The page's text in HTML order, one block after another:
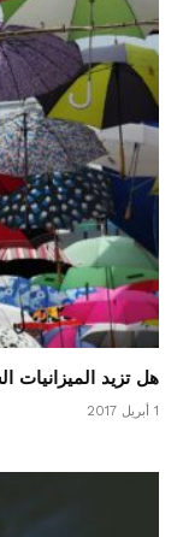
هل تزيد
1 أبريل 2017